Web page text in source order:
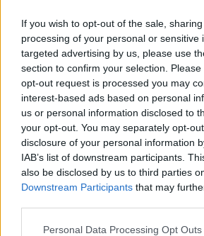
If you wish to opt-out of the sale,
processing of your personal or sensitive
targeted advertising by us, please use
section to confirm your selection.
opt-out request is processed you may
interest-based ads based on personal
us or personal information disclosed to
your opt-out. You may separately opt-
disclosure of your personal information
IAB’s list of downstream participants.
also be disclosed by us to third parties
Downstream Participants that may
Personal Data Processing Opt Outs
Përfundon
qytetare,
qeverinë:
kërkohet